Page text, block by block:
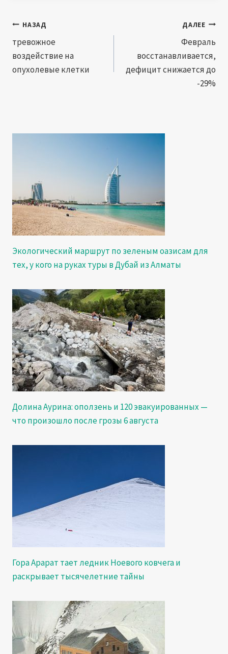
Навигация
по
записям
НАЗАД
тревожное
воздействие на
опухолевые клетки
ДАЛЕЕ
Февраль
восстанавливается,
дефицит снижается до
-29%
Экологический маршрут по зеленым оазисам для
тех, у кого на руках туры в Дубай из Алматы
Долина Аурина: оползень и 120 эвакуированных —
что произошло после грозы 6 августа
Гора Арарат тает ледник Ноевого ковчега и
раскрывает тысячелетние тайны